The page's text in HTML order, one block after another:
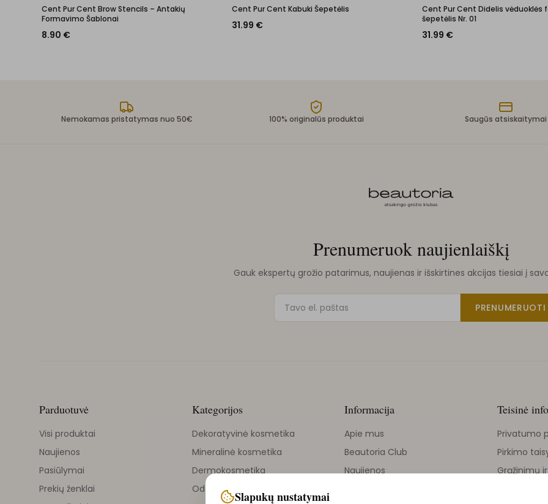
Cent Pur Cent Brow Stencils – Antakių
Formavimo Šablonai
8.90 €
Cent Pur Cent Kabuki Šepetėlis
31.99 €
Cent Pur Cent Didelis vėduoklės
šepetėlis Nr. 01
31.99 €
Nemokamas pristatymas nuo 50€ 100% originalūs produktai Saugūs atsiskaitymai
Prenumeruok naujienlaiškį
Gauk ekspertų grožio patarimus, naujienas ir išskirtines akcijas tiesiai į
PRENUMERUOTI
Parduotuvė
Visi produktai
Naujienos
Pasiūlymai
Prekių ženklai
Kategorijos
Dekoratyvinė kosmetika
Mineralinė kosmetika
Dermokosmetika
Odos priežiūra
Informacija
Apie mus
Beautoria Club
Naujienos
Teisinė
Privatumo
Pirkimo
Grąžinimų
Slapukų nustatymai